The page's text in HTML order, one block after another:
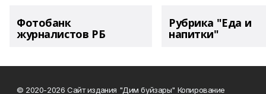
Фотобанк
журналистов РБ
Рубрика "Еда и
напитки"
© 2020-2026 Сайт издания "Дим буйзары" Копирование